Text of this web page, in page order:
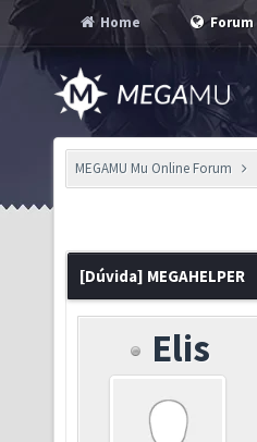
Home Forum
MEGAMU Mu Online Forum
[Dúvida] MEGAHELPER
Elis